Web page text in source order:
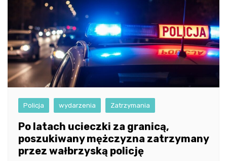
Policja wydarzenia Zatrzymania
Po latach ucieczki za granicą,
poszukiwany mężczyzna zatrzymany
przez wałbrzyską policję